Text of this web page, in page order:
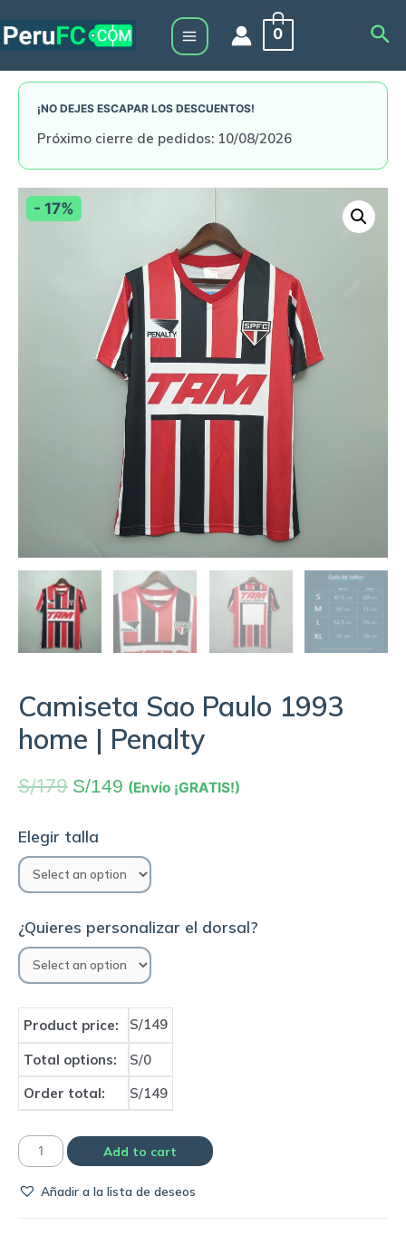
to
Main
Menu
0
¡NO DEJES ESCAPAR LOS DESCUENTOS!
Próximo cierre de pedidos: 10/08/2026
- 17%
Camiseta Sao Paulo 1993
home | Penalty
S/179 S/149 (Envío ¡GRATIS!)
Elegir talla
¿Quieres personalizar el dorsal?
Product price: S/149
Total options:
S/0
Order total:
S/149
Camiseta
Paulo
Add to cart
Añadir a la lista de deseos